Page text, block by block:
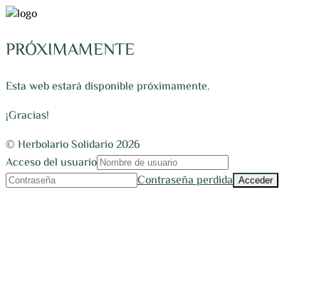
PRÓXIMAMENTE
Esta web estará disponible próximamente.
¡Gracias!
© Herbolario Solidario 2026
Acceso del usuario
Contraseña perdida